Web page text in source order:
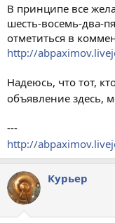
В принципе все
шесть-восемь-два-
отметиться в
http://
Надеюсь, что тот,
объявление здесь,
---
http://
Курьер